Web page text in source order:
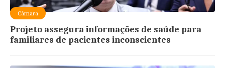
Câmara
Projeto assegura informações de saúde para
familiares de pacientes inconscientes